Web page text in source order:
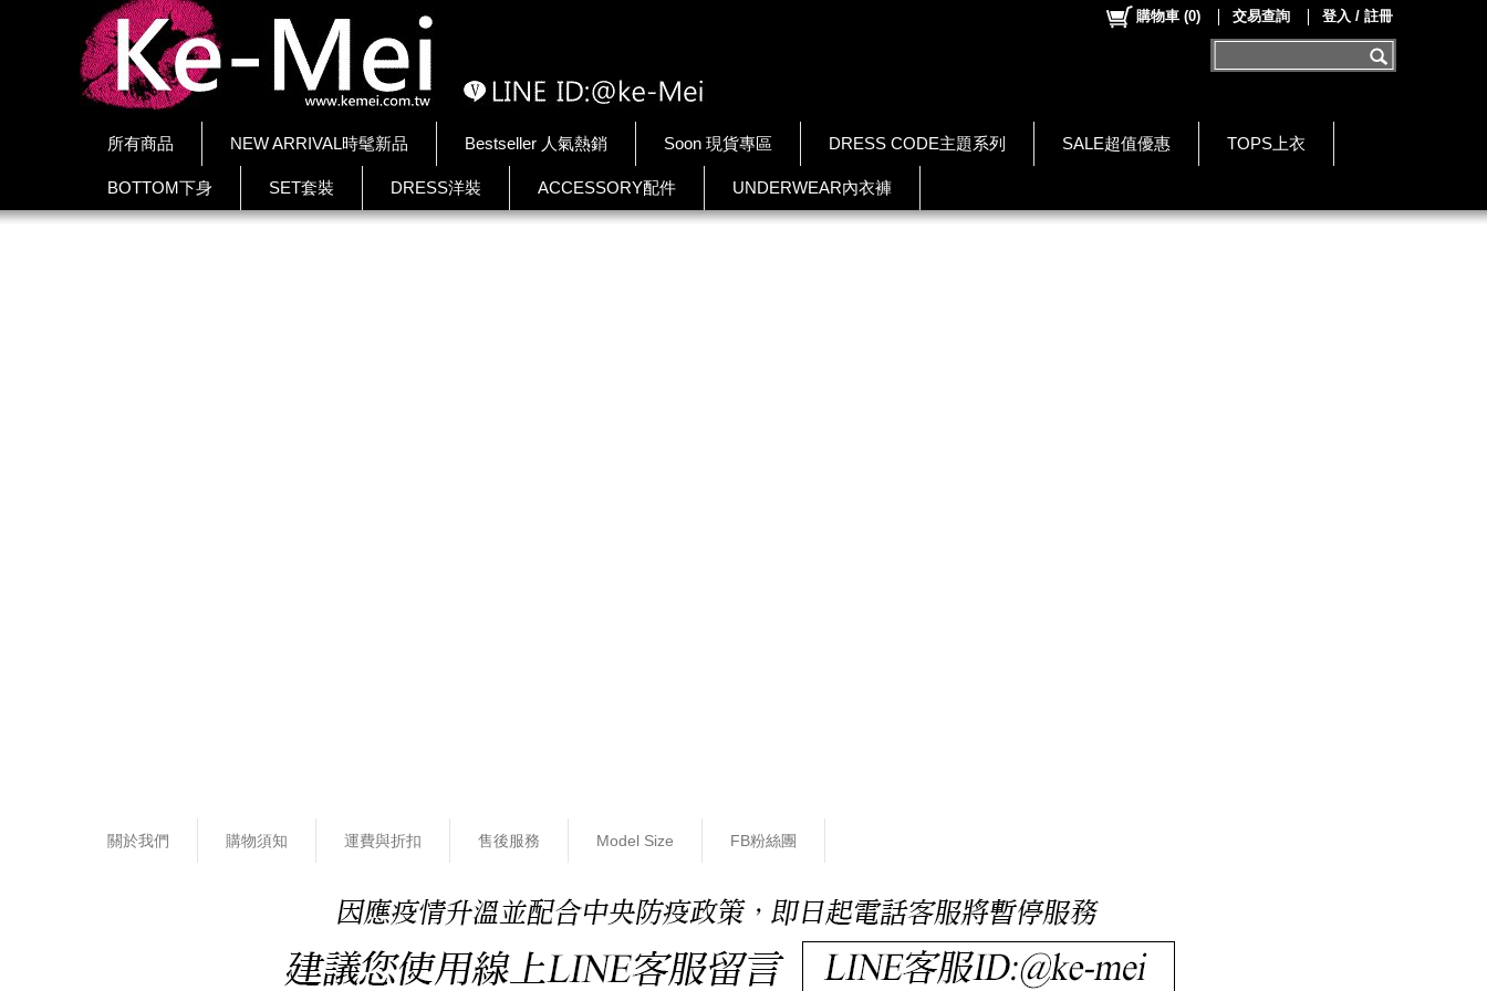
所有商品 NEW ARRIVAL時髦新品 Bestseller 人氣熱銷 Soon 現貨專區 DRESS CODE主題系列 SALE超值優惠 TOPS上衣
BOTTOM下身 SET套裝 DRESS洋裝 ACCESSORY配件 UNDERWEAR內衣褲
購物車 (0) 交易查詢 登入 / 註冊